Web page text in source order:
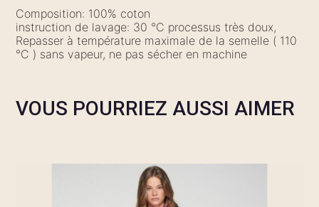
Composition: 100% coton
instruction de lavage: 30 °C processus très doux,
Repasser à température maximale de la semelle ( 110
°C ) sans vapeur, ne pas sécher en machine
VOUS POURRIEZ AUSSI AIMER